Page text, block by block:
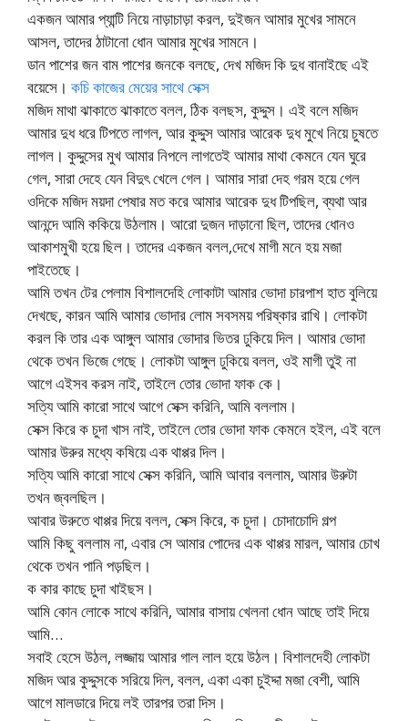
একজন আমার প্যান্টি নিয়ে নাড়াচাড়া করল, দুইজন আমার মুখের সামনে
আসল, তাদের ঠাটানো ধোন আমার মুখের সামনে।
ডান পাশের জন বাম পাশের জনকে বলছে, দেখ মজিদ কি দুধ বানাইছে এই
বয়েসে। কচি কাজের মেয়ের সাথে সেক্স
মজিদ মাথা ঝাকাতে ঝাকাতে বলল, ঠিক বলছস, কুদ্দুস। এই বলে মজিদ
আমার দুধ ধরে টিপতে লাগল, আর কুদ্দুস আমার আরেক দুধ মুখে নিয়ে চুষতে
লাগল। কুদ্দুসের মুখ আমার নিপলে লাগতেই আমার মাথা কেমনে যেন ঘুরে
গেল, সারা দেহে যেন বিদুৎ খেলে গেল। আমার সারা দেহ গরম হয়ে গেল
ওদিকে মজিদ ময়দা পেষার মত করে আমার আরেক দুধ টিপছিল, ব্যথা আর
আনন্দে আমি ককিয়ে উঠলাম। আরো দুজন দাড়ানো ছিল, তাদের ধোনও
আকাশমুখী হয়ে ছিল। তাদের একজন বলল,দেখে মাগী মনে হয় মজা
পাইতেছে।
আমি তখন টের পেলাম বিশালদেহি লোকাটা আমার ভোদা চারপাশ হাত বুলিয়ে
দেখছে, কারন আমি আমার ভোদার লোম সবসময় পরিষ্কার রাখি। লোকটা
করল কি তার এক আঙ্গুল আমার ভোদার ভিতর ঢুকিয়ে দিল। আমার ভোদা
থেকে তখন ভিজে গেছে। লোকটা আঙ্গুল ঢুকিয়ে বলল, ওই মাগী তুই না
আগে এইসব করস নাই, তাইলে তোর ভোদা ফাক কে।
সত্যি আমি কারো সাথে আগে সেক্স করিনি, আমি বললাম।
সেক্স কিরে ক চুদা খাস নাই, তাইলে তোর ভোদা ফাক কেমনে হইল, এই বলে
আমার উরুর মধ্যে কষিয়ে এক থাপ্পর দিল।
সত্যি আমি কারো সাথে সেক্স করিনি, আমি আবার বললাম, আমার উরুটা
তখন জ্বলছিল।
আবার উরুতে থাপ্পর দিয়ে বলল, সেক্স কিরে, ক চুদা। চোদাচোদি গল্প
আমি কিছু বললাম না, এবার সে আমার পোদের এক থাপ্পর মারল, আমার চোখ
থেকে তখন পানি পড়ছিল।
ক কার কাছে চুদা খাইছস।
আমি কোন লোকে সাথে করিনি, আমার বাসায় খেলনা ধোন আছে তাই দিয়ে
আমি…
সবাই হেসে উঠল, লজ্জায় আমার গাল লাল হয়ে উঠল। বিশালদেহী লোকটা
মজিদ আর কুদ্দুসকে সরিয়ে দিল, বলল, একা একা চুইদ্দা মজা বেশী, আমি
আগে মালডারে দিয়ে লই তারপর তরা দিস।